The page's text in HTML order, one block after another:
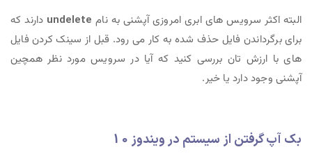
البته اکثر سرویس های ابری امروزی آپشنی به نام undelete دارند که
برای برگرداندن فایل حذف شده به کار می رود. قبل از سینک کردن فایل
های با ارزش تان بررسی کنید که آیا در سرویس مورد نظر همچین
آپشنی وجود دارد یا خیر.
بک آپ گرفتن از سیستم در ویندوز 10